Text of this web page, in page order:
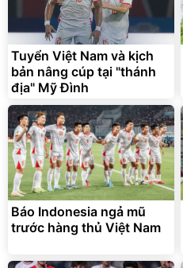
Bạt phủ xe ô tô cao cấp,
tráng nhôm 03 lớp
392.000đ
325.000đ
Đã bán nhiều
Tuyển Việt Nam và kịch
bản nâng cúp tại "thánh
địa" Mỹ Đình
Báo Indonesia ngả mũ
trước hàng thủ Việt Nam